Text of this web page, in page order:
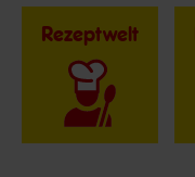
Rezeptwelt